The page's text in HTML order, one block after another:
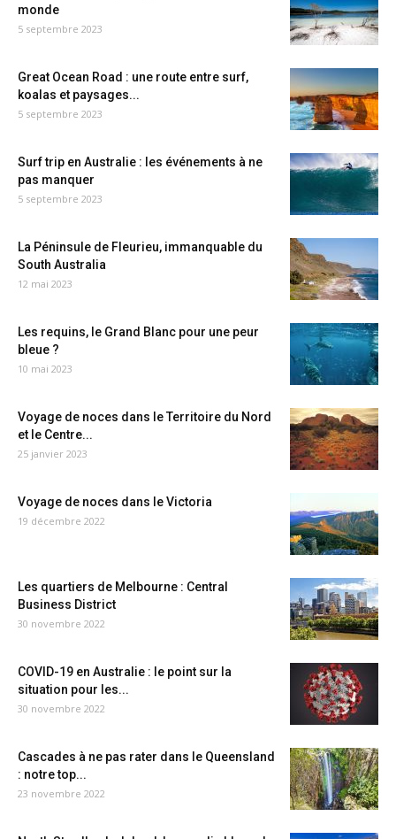
monde
5 septembre 2023
Great Ocean Road : une route entre surf,
koalas et paysages...
5 septembre 2023
Surf trip en Australie : les événements à ne
pas manquer
5 septembre 2023
La Péninsule de Fleurieu, immanquable du
South Australia
12 mai 2023
Les requins, le Grand Blanc pour une peur
bleue ?
10 mai 2023
Voyage de noces dans le Territoire du Nord
et le Centre...
25 janvier 2023
Voyage de noces dans le Victoria
19 décembre 2022
Les quartiers de Melbourne : Central
Business District
30 novembre 2022
COVID-19 en Australie : le point sur la
situation pour les...
30 novembre 2022
Cascades à ne pas rater dans le Queensland
: notre top...
23 novembre 2022